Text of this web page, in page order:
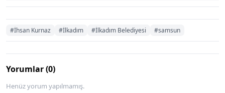
#İhsan Kurnaz #İlkadım #İlkadım Belediyesi #samsun
Yorumlar (0)
Henüz yorum yapılmamış.